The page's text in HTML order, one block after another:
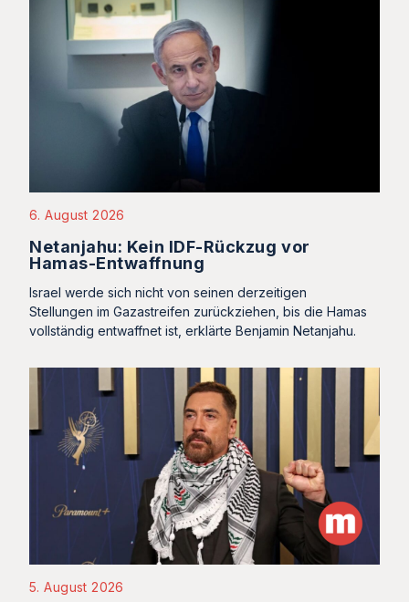
6. August 2026
Netanjahu: Kein IDF-Rückzug vor
Hamas-Entwaffnung
Israel werde sich nicht von seinen derzeitigen
Stellungen im Gazastreifen zurückziehen, bis die Hamas
vollständig entwaffnet ist, erklärte Benjamin Netanjahu.
5. August 2026